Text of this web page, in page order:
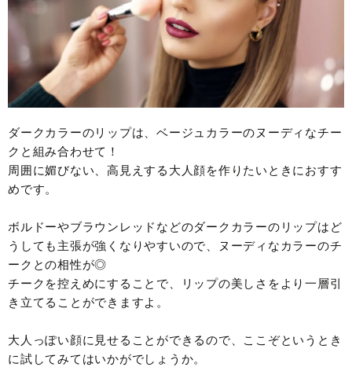
ダークカラーのリップは、ベージュカラーのヌーディなチー
クと組み合わせて！
周囲に媚びない、高見えする大人顔を作りたいときにおすす
めです。
ボルドーやブラウンレッドなどのダークカラーのリップはど
うしても主張が強くなりやすいので、ヌーディなカラーのチ
ークとの相性が◎
チークを控えめにすることで、リップの美しさをより一層引
き立てることができますよ。
大人っぽい顔に見せることができるので、ここぞというとき
に試してみてはいかがでしょうか。